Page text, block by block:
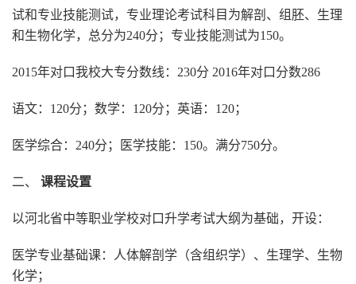
试和专业技能测试，专业理论考试科目为解剖、组胚、生理
和生物化学，总分为240分；专业技能测试为150。
2015年对口我校大专分数线：230分 2016年对口分数286
语文：120分；数学：120分；英语：120；
医学综合：240分；医学技能：150。满分750分。
二、 课程设置
以河北省中等职业学校对口升学考试大纲为基础，开设：
医学专业基础课：人体解剖学（含组织学）、生理学、生物
化学；